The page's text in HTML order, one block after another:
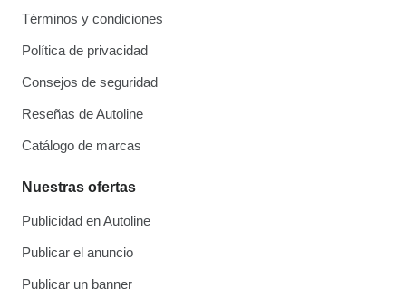
Términos y condiciones
Política de privacidad
Consejos de seguridad
Reseñas de Autoline
Catálogo de marcas
Nuestras ofertas
Publicidad en Autoline
Publicar el anuncio
Publicar un banner